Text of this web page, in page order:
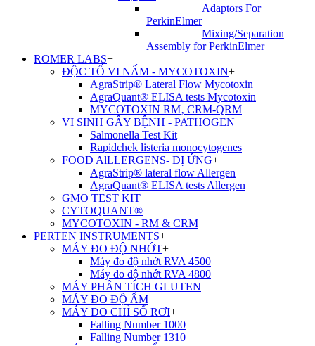
Adaptors For
PerkinElmer
Mixing/Separation
Assembly for PerkinElmer
ROMER LABS+
ĐỘC TỐ VI NẤM - MYCOTOXIN+
AgraStrip® Lateral Flow Mycotoxin
AgraQuant® ELISA tests Mycotoxin
MYCOTOXIN RM‚ CRM-QRM
VI SINH GÂY BỆNH - PATHOGEN+
Salmonella Test Kit
Rapidchek listeria monocytogenes
FOOD AlLLERGENS- DỊ ỨNG+
AgraStrip® lateral flow Allergen
AgraQuant® ELISA tests Allergen
GMO TEST KIT
CYTOQUANT®
MYCOTOXIN - RM & CRM
PERTEN INSTRUMENTS+
MÁY ĐO ĐỘ NHỚT+
Máy đo độ nhớt RVA 4500
Máy đo độ nhớt RVA 4800
MÁY PHÂN TÍCH GLUTEN
MÁY ĐO ĐỘ ẨM
MÁY ĐO CHỈ SỐ RƠI+
Falling Number 1000
Falling Number 1310